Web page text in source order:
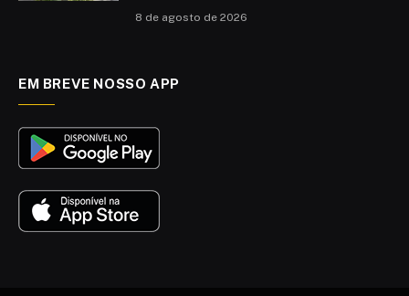
8 de agosto de 2026
EM BREVE NOSSO APP